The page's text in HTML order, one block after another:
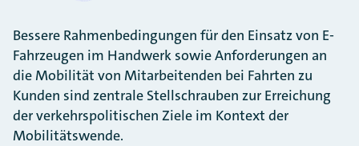
Bessere Rahmenbedingungen für den Einsatz von E-
Fahrzeugen im Handwerk sowie Anforderungen an
die Mobilität von Mitarbeitenden bei Fahrten zu
Kunden sind zentrale Stellschrauben zur Erreichung
der verkehrspolitischen Ziele im Kontext der
Mobilitätswende.